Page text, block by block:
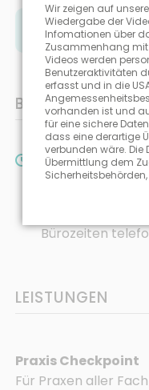
E-
BÜROZEITEN
Montag bis
08:00 - 19:00 Uhr
Bürozeiten
LEISTUNGEN
Praxis Checkpoint
Für Praxen aller
Wir zeigen auf
Wiedergabe der
Infomationen über
Zusammenhang mit
Videos werden
Benutzeraktivitäten
erfasst und in die
vorhanden ist und
für eine sichere
dass eine derartige
verbunden wäre. Die
Übermittlung dem